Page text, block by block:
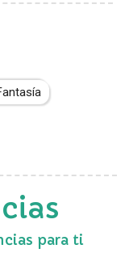
para ti